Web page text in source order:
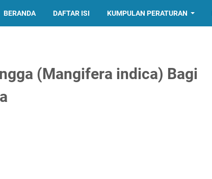
BERANDA DAFTAR ISI KUMPULAN PERATURAN
(Mangifera indica) Bagi